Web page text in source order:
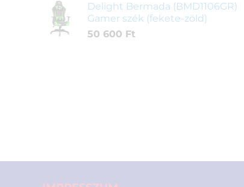
Delight Bermada (BMD1106GR)
Gamer szék (fekete-zöld)
50 600 Ft